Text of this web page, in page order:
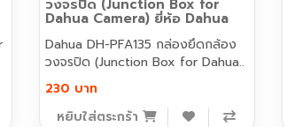
วงจรปิด (Junction Box for
Dahua Camera) ยี่ห้อ Dahua
Dahua DH-PFA135 กล่องยึดกล้อง
วงจรปิด (Junction Box for Dahua..
230 บาท
หยิบใส่ตระกร้า